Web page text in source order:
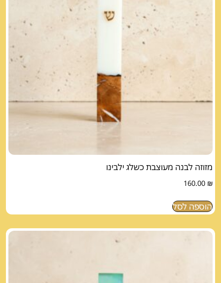
מזוזה לבנה מעוצבת כשלג ילבינו
160.00 ₪
הוספה לסל